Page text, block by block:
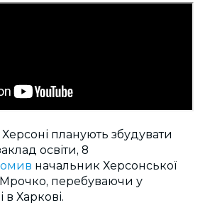
планують збудувати
освіти, 8
начальник Херсонської
перебуваючи у
в Харкові.